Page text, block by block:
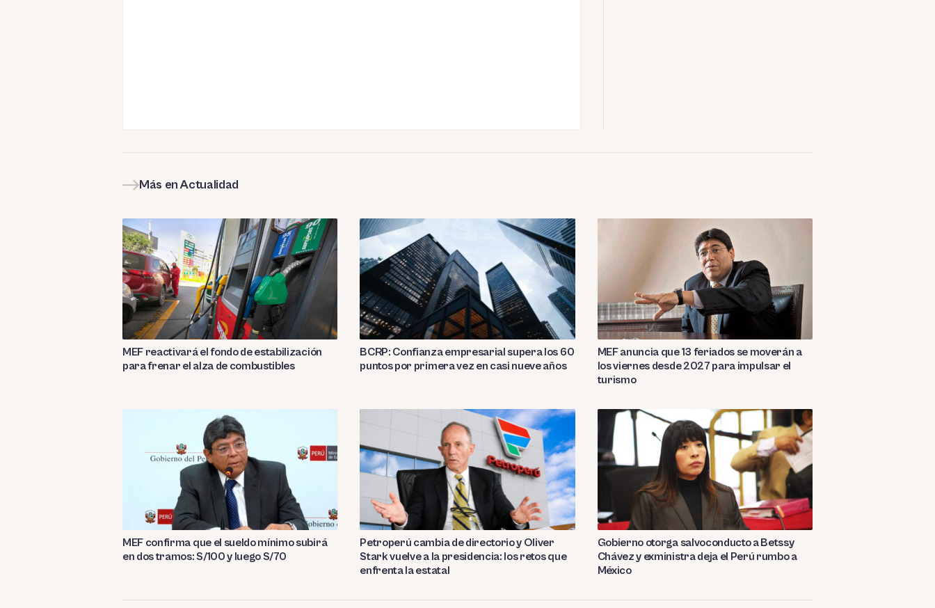
Más en Actualidad
MEF reactivará el fondo de estabilización
para frenar el alza de combustibles
BCRP: Confianza empresarial supera los 60
puntos por primera vez en casi nueve años
MEF anuncia que 13 feriados se moverán a
los viernes desde 2027 para impulsar el
turismo
MEF confirma que el sueldo mínimo subirá
en dos tramos: S/100 y luego S/70
Petroperú cambia de directorio y Oliver
Stark vuelve a la presidencia: los retos que
enfrenta la estatal
Gobierno otorga salvoconducto a Betssy
Chávez y exministra deja el Perú rumbo a
México